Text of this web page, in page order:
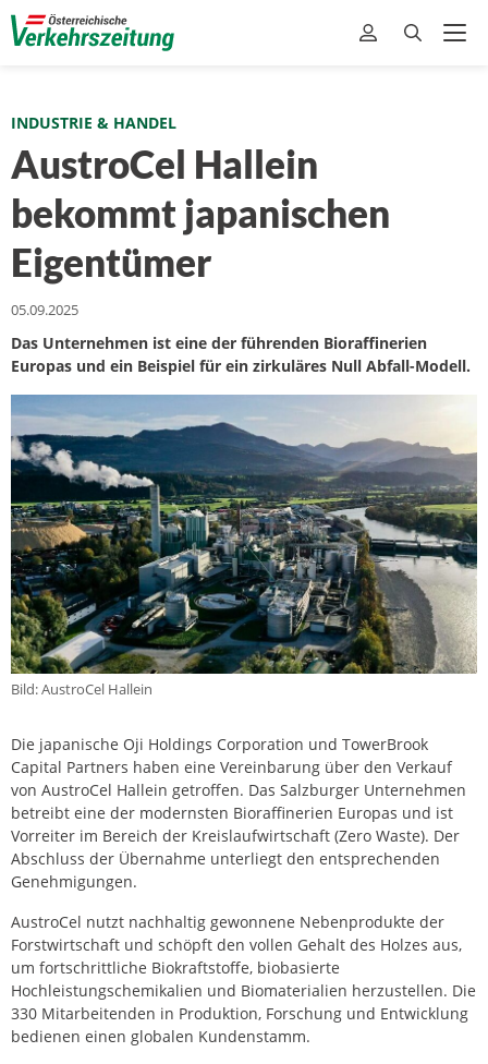
INDUSTRIE & HANDEL
AustroCel Hallein
bekommt japanischen
Eigentümer
05.09.2025
Das Unternehmen ist eine der führenden Bioraffinerien
Europas und ein Beispiel für ein zirkuläres Null Abfall-Modell.
Bild: AustroCel Hallein
Die japanische Oji Holdings Corporation und TowerBrook
Capital Partners haben eine Vereinbarung über den Verkauf
von AustroCel Hallein getroffen. Das Salzburger Unternehmen
betreibt eine der modernsten Bioraffinerien Europas und ist
Vorreiter im Bereich der Kreislaufwirtschaft (Zero Waste). Der
Abschluss der Übernahme unterliegt den entsprechenden
Genehmigungen.
AustroCel nutzt nachhaltig gewonnene Nebenprodukte der
Forstwirtschaft und schöpft den vollen Gehalt des Holzes aus,
um fortschrittliche Biokraftstoffe, biobasierte
Hochleistungschemikalien und Biomaterialien herzustellen. Die
330 Mitarbeitenden in Produktion, Forschung und Entwicklung
bedienen einen globalen Kundenstamm.